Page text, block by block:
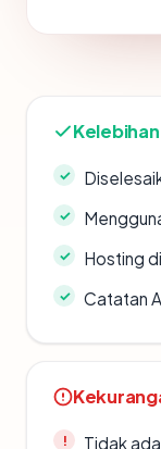
Kelebihan
Hosting
Catatan
Tidak